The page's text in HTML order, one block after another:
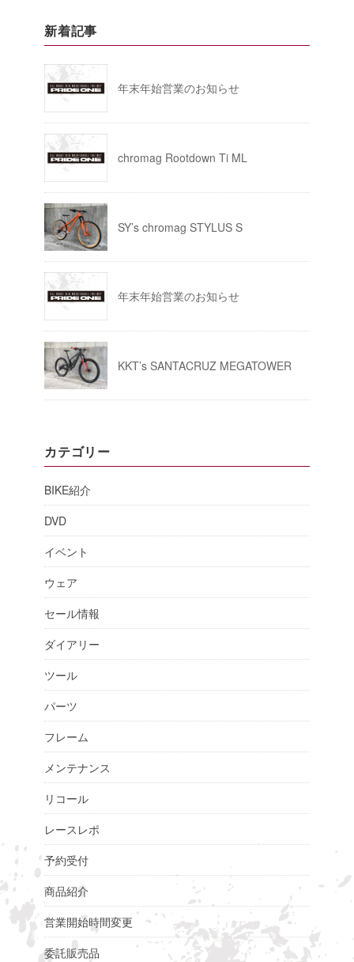
新着記事
年末年始営業のお知らせ
chromag Rootdown Ti ML
SY’s chromag STYLUS S
年末年始営業のお知らせ
KKT’s SANTACRUZ MEGATOWER
カテゴリー
BIKE紹介
DVD
イベント
ウェア
セール情報
ダイアリー
ツール
パーツ
フレーム
メンテナンス
リコール
レースレポ
予約受付
商品紹介
営業開始時間変更
委託販売品